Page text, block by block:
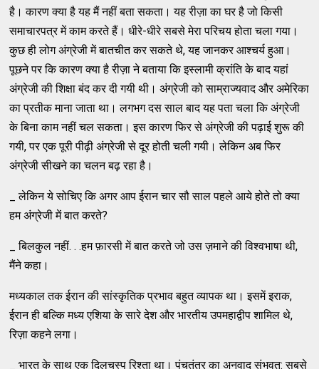
है। कारण क्या है यह मैं नहीं बता सकता। यह रीज़ा का घर है जो किसी
समाचारपत्र में काम करते हैं। धीरे-धीरे सबसे मेरा परिचय होता चला गया।
कुछ ही लोग अंग्रेजी में बातचीत कर सकते थे, यह जानकर आश्चर्य हुआ।
पूछने पर कि कारण क्या है रीज़ा ने बताया कि इस्लामी क्रांति के बाद यहां
अंग्रेजी की शिक्षा बंद कर दी गयी थी। अंग्रेजी को साम्राज्यवाद और अमेरिका
का प्रतीक माना जाता था। लगभग दस साल बाद यह पता चला कि अंग्रेजी
के बिना काम नहीं चल सकता। इस कारण फिर से अंग्रेजी की पढ़ाई शुरू की
गयी, पर एक पूरी पीढ़ी अंग्रेजी से दूर होती चली गयी। लेकिन अब फिर
अंग्रेजी सीखने का चलन बढ़ रहा है।
_ लेकिन ये सोचिए कि अगर आप ईरान चार सौ साल पहले आये होते तो क्या
हम अंग्रेजी में बात करते?
_ बिलकुल नहीं. . .हम फ़ारसी में बात करते जो उस ज़माने की विश्वभाषा थी,
मैंने कहा।
मध्यकाल तक ईरान की सांस्कृतिक प्रभाव बहुत व्यापक था। इसमें इराक,
ईरान ही बल्कि मध्य एशिया के सारे देश और भारतीय उपमहाद्वीप शामिल थे,
रिज़ा कहने लगा।
_ भारत के साथ एक दिलचस्प रिश्ता था। पंचतंत्र का अनुवाद संभवत: सबसे